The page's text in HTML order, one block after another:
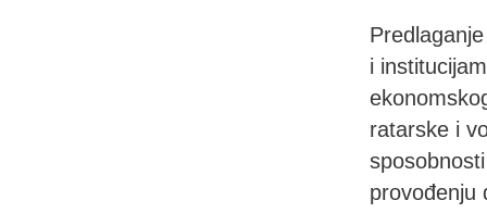
i
ratarske i
provođenju